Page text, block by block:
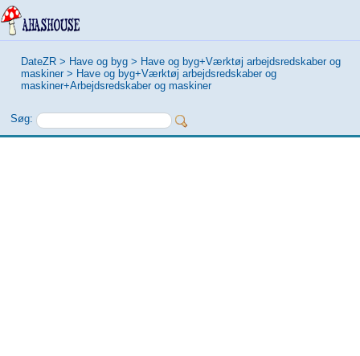
DateZR > Have og byg > Have og byg+Værktøj arbejdsredskaber og
maskiner > Have og byg+Værktøj arbejdsredskaber og
maskiner+Arbejdsredskaber og maskiner
Søg: